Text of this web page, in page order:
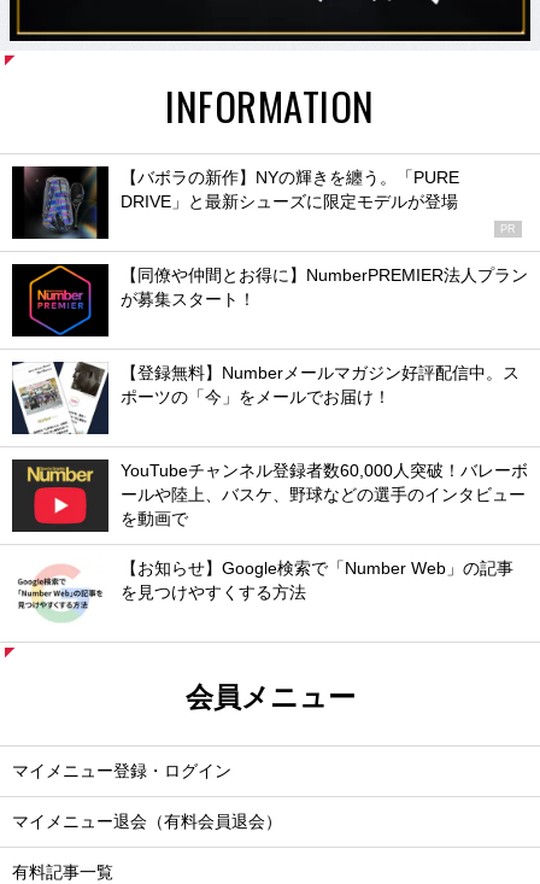
INFORMATION
【バボラの新作】NYの輝きを纏う。「PURE
DRIVE」と最新シューズに限定モデルが登場
PR
【同僚や仲間とお得に】NumberPREMIER法人プラン
が募集スタート！
【登録無料】Numberメールマガジン好評配信中。ス
ポーツの「今」をメールでお届け！
YouTubeチャンネル登録者数60,000人突破！バレーボ
ールや陸上、バスケ、野球などの選手のインタビュー
を動画で
【お知らせ】Google検索で「Number Web」の記事
を見つけやすくする方法
会員メニュー
マイメニュー登録・ログイン
マイメニュー退会（有料会員退会）
有料記事一覧